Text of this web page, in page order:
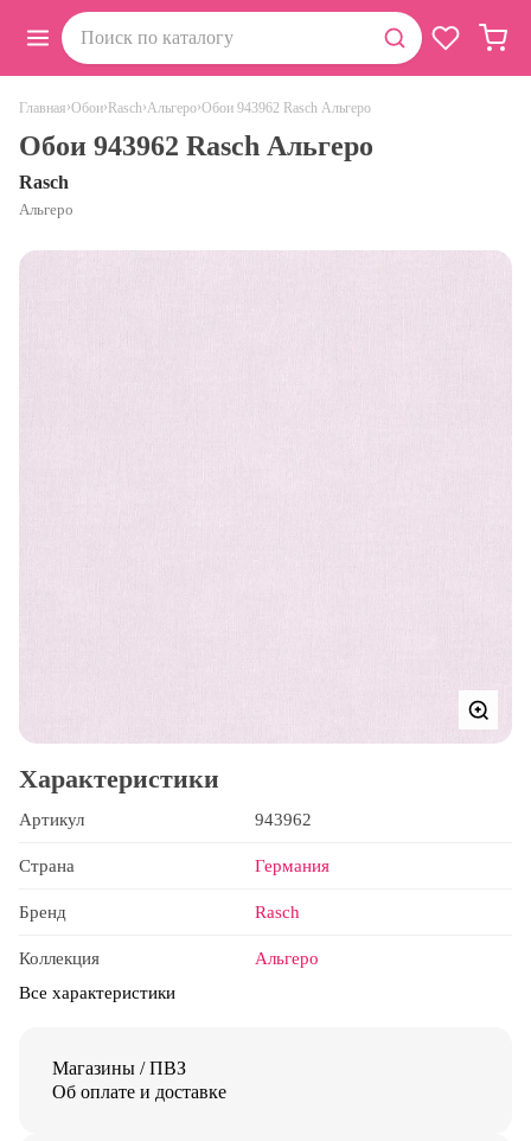
Главная›Обои› Rasch›Альгеро›Обои 943962 Rasch Альгеро
Обои 943962 Rasch Альгеро
Rasch
Альгеро
Характеристики
Артикул 943962
Страна Германия
Бренд Rasch
Коллекция
Альгеро
Все характеристики
Магазины / ПВЗ
Об оплате и доставке